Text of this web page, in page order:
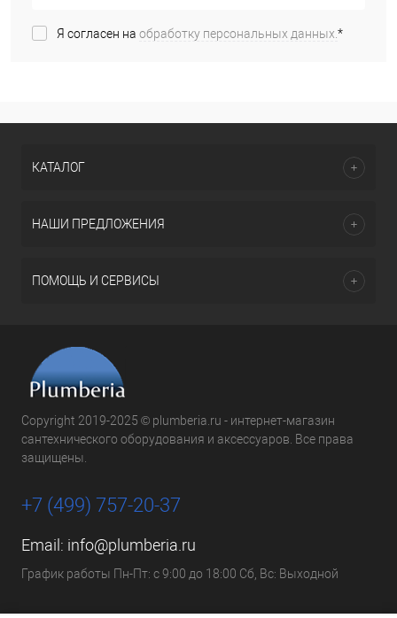
Я согласен на обработку персональных данных.*
КАТАЛОГ
НАШИ ПРЕДЛОЖЕНИЯ
ПОМОЩЬ И СЕРВИСЫ
Copyright 2019-2025 © plumberia.ru - интернет-магазин
сантехнического оборудования и аксессуаров. Все права
защищены.
+7 (499) 757-20-37
Email: info@plumberia.ru
График работы Пн-Пт: с 9:00 до 18:00 Сб, Вс: Выходной